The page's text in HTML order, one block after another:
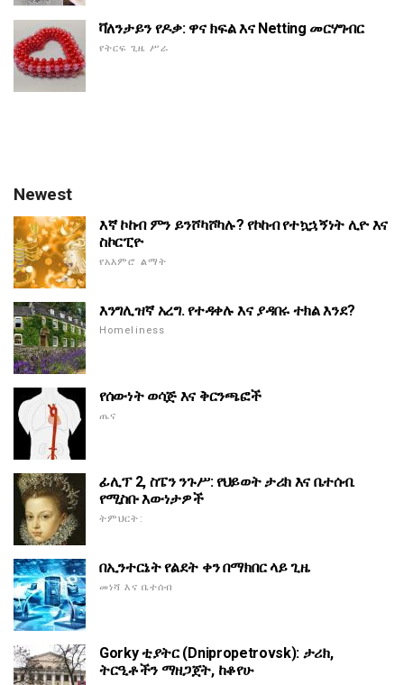
ቫለንታይን የዶቃ: ዋና ክፍል እና Netting መርሃግብር
የትርፍ ጊዜ ሥራ
Newest
እኛ ኮከብ ምን ይንሾካሾካሉ? የኮከብ የተኳኋኝነት ሊዮ እና
ስኮርፒዮ
የአእምሮ ልማት
እንግሊዝኛ አረግ. የተዳቀሉ እና ያዳበሩ ተክል እንደ?
Homeliness
የሰውነት ወሳጅ እና ቅርንጫፎች
ጤና
ፊሊፕ 2, ስፔን ንጉሥ: የህይወት ታሪክ እና ቤተሰብ.
የሚስቡ እውነታዎች
ትምህርት:
በኢንተርኔት የልደት ቀን በማክበር ላይ ጊዜ
መነሻ እና ቤተሰብ
Gorky ቲያትር (Dnipropetrovsk): ታሪክ,
ትርዒቶችን ማዘጋጀት, ከቆየሁ